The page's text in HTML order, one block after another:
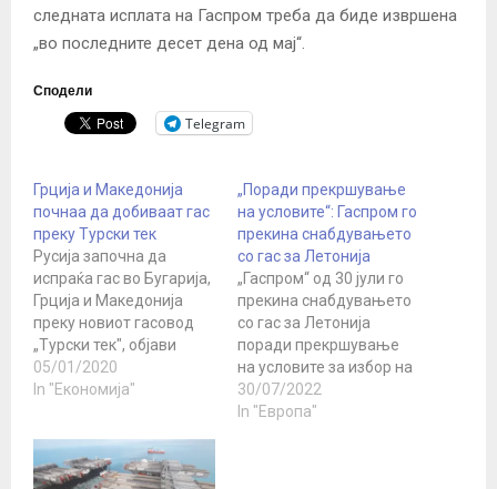
следната исплата на Гаспром треба да биде извршена
„во последните десет дена од мај“.
Сподели
Telegram
Грција и Македонија
почнаа да добиваат гас
преку Турски тек
Русија започна да
испраќа гас во Бугарија,
Грција и Македонија
преку новиот гасовод
„Турски тек", објави
Булгартрансгаз,
наведувајќи дека ова е
Украина. Како што јави
дописникот на МИА од
05/01/2020
In "Економија"
„Поради прекршување
на условите“: Гаспром го
прекина снабдувањето
со гас за Летонија
„Гаспром“ од 30 јули го
прекина снабдувањето
со гас за Летонија
поради прекршување
на условите за избор на
сино гориво, соопшти
компанијата. Во исто
30/07/2022
In "Европа"